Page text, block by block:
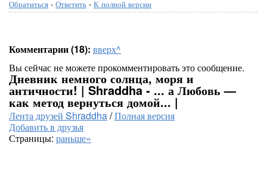
Обратиться - Ответить - К полной версии
Комментарии (18): вверх^
Вы сейчас не можете прокомментировать это сообщение.
Дневник немного солнца, моря и
античности! | Shraddha - ... а Любовь —
как метод вернуться домой... |
Лента друзей Shraddha/Полная версия
Добавить в друзья
Страницы: раньше»